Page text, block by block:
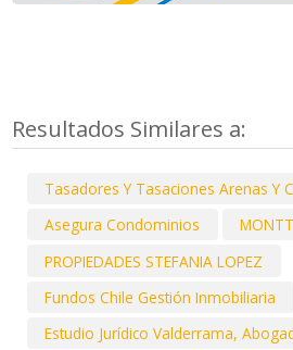
Resultados Similares a:
Tasadores Y Tasaciones Arenas Y
Asegura Condominios
MONTT
PROPIEDADES STEFANIA LOPEZ
Fundos Chile Gestión Inmobiliaria
Estudio Jurídico Valderrama,